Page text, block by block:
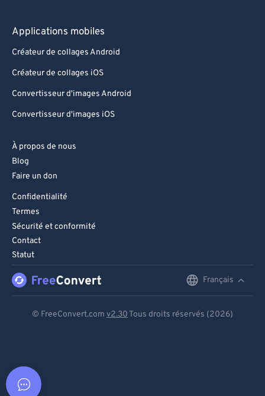
Applications mobiles
Créateur de collages Android
Créateur de collages iOS
Convertisseur d'images Android
Convertisseur d'images iOS
À propos de nous
Blog
Faire un don
Confidentialité
Termes
Sécurité et conformité
Contact
Statut
Français
© FreeConvert.com v2.30 Tous droits réservés (2026)